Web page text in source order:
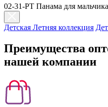
02-31-PT Панама для
Детская Летняя коллекция
Преимущества
нашей компании